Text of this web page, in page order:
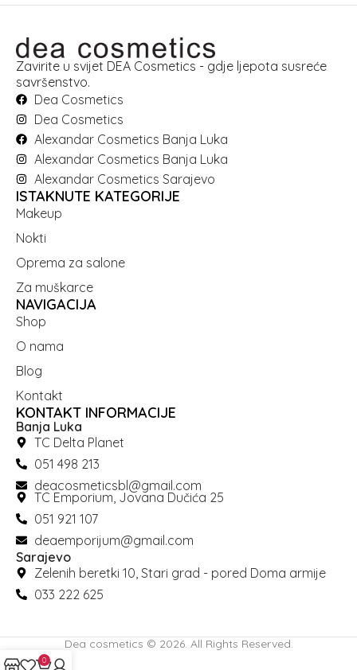
Zavirite u svijet DEA Cosmetics - gdje ljepota susreće
savršenstvo.
Dea Cosmetics
Dea Cosmetics
Alexandar Cosmetics Banja Luka
Alexandar Cosmetics Banja Luka
Alexandar Cosmetics Sarajevo
ISTAKNUTE KATEGORIJE
Makeup
Nokti
Oprema za salone
Za muškarce
NAVIGACIJA
Shop
O nama
Blog
Kontakt
KONTAKT INFORMACIJE
Banja Luka
TC Delta Planet
051 498 213
deacosmeticsbl@gmail.com
TC Emporium, Jovana Dučića 25
051 921 107
deaemporijum@gmail.com
Sarajevo
Zelenih beretki 10, Stari grad - pored Doma armije
033 222 625
Dea cosmetics © 2026. All Rights Reserved.
0